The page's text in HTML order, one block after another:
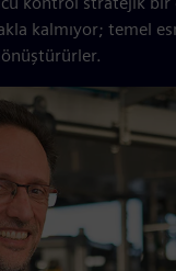
kalmıyor; temel